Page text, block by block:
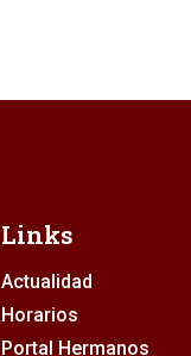
Links
Actualidad
Horarios
Portal Hermanos